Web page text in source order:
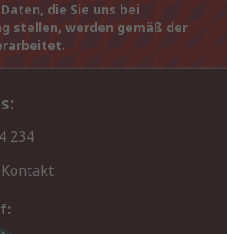
die Sie uns bei
stellen, werden gemäß der
234